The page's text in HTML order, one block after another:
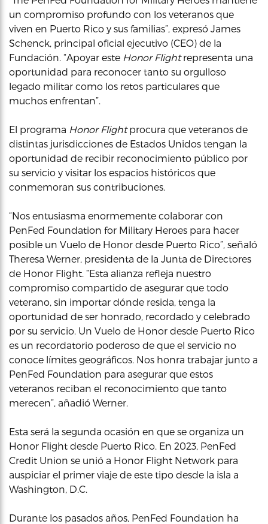
un compromiso profundo con los veteranos que
viven en Puerto Rico y sus familias”, expresó James
Schenck, principal oficial ejecutivo (CEO) de la
Fundación. “Apoyar este Honor Flightrepresenta una
oportunidad para reconocer tanto su orgulloso
legado militar como los retos particulares que
muchos enfrentan”.
El programa Honor Flightprocura que veteranos de
distintas jurisdicciones de Estados Unidos tengan la
oportunidad de recibir reconocimiento público por
su servicio y visitar los espacios históricos que
conmemoran sus contribuciones.
“Nos entusiasma enormemente colaborar con
PenFed Foundation for Military Heroes para hacer
posible un Vuelo de Honor desde Puerto Rico”, señaló
Theresa Werner, presidenta de la Junta de Directores
de Honor Flight. “Esta alianza refleja nuestro
compromiso compartido de asegurar que todo
veterano, sin importar dónde resida, tenga la
oportunidad de ser honrado, recordado y celebrado
por su servicio. Un Vuelo de Honor desde Puerto Rico
es un recordatorio poderoso de que el servicio no
conoce límites geográficos. Nos honra trabajar junto a
PenFed Foundation para asegurar que estos
veteranos reciban el reconocimiento que tanto
merecen”, añadió Werner.
Esta será la segunda ocasión en que se organiza un
Honor Flight desde Puerto Rico. En 2023, PenFed
Credit Union se unió a Honor Flight Network para
auspiciar el primer viaje de este tipo desde la isla a
Washington, D.C.
Durante los pasados años, PenFed Foundation ha